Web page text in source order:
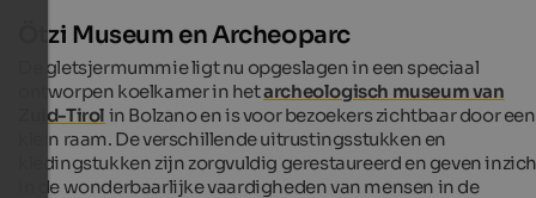
Ötzi Museum en Archeoparc
De gletsjermummie ligt nu opgeslagen in een speciaal
ontworpen koelkamer in hetarcheologisch museum van
Zuid-Tirol in Bolzano en is voor bezoekers zichtbaar door een
klein raam. De verschillende uitrustingsstukken en
kledingstukken zijn zorgvuldig gerestaureerd en geven
in de wonderbaarlijke vaardigheden van mensen in de